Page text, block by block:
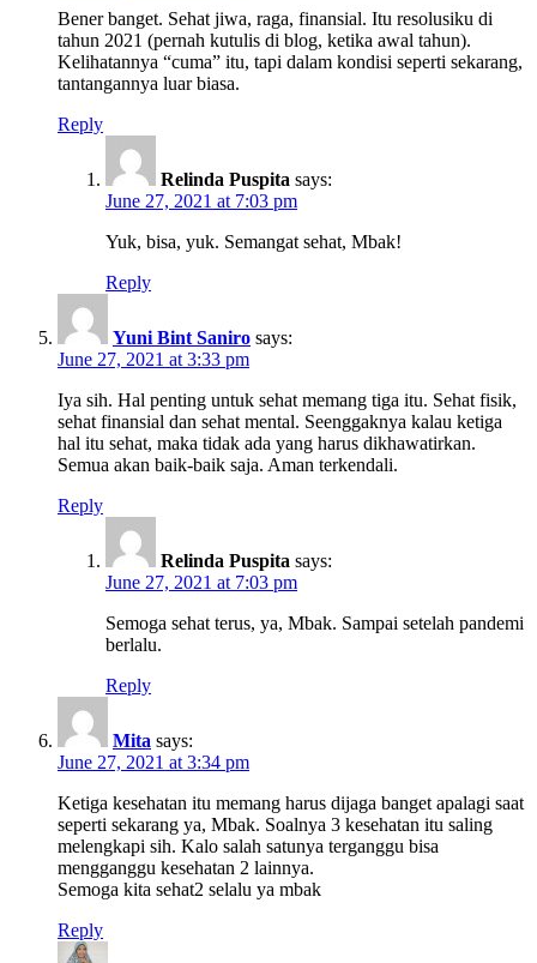
Bener banget. Sehat jiwa, raga, finansial. Itu resolusiku di
tahun 2021 (pernah kutulis di blog, ketika awal tahun).
Kelihatannya “cuma” itu, tapi dalam kondisi seperti sekarang,
tantangannya luar biasa.
Reply
Relinda Puspita says:
June 27, 2021 at 7:03 pm
Yuk, bisa, yuk. Semangat sehat, Mbak!
Reply
Yuni Bint Saniro says:
June 27, 2021 at 3:33 pm
Iya sih. Hal penting untuk sehat memang tiga itu. Sehat fisik,
sehat finansial dan sehat mental. Seenggaknya kalau ketiga
hal itu sehat, maka tidak ada yang harus dikhawatirkan.
Semua akan baik-baik saja. Aman terkendali.
Reply
Relinda Puspita says:
June 27, 2021 at 7:03 pm
Semoga sehat terus, ya, Mbak. Sampai setelah pandemi
berlalu.
Reply
Mita says:
June 27, 2021 at 3:34 pm
Ketiga kesehatan itu memang harus dijaga banget apalagi saat
seperti sekarang ya, Mbak. Soalnya 3 kesehatan itu saling
melengkapi sih. Kalo salah satunya terganggu bisa
mengganggu kesehatan 2 lainnya.
Semoga kita sehat2 selalu ya mbak
Reply